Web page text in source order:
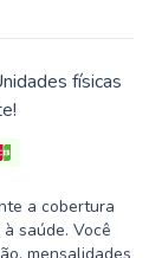
físicas
a cobertura
saúde. Você